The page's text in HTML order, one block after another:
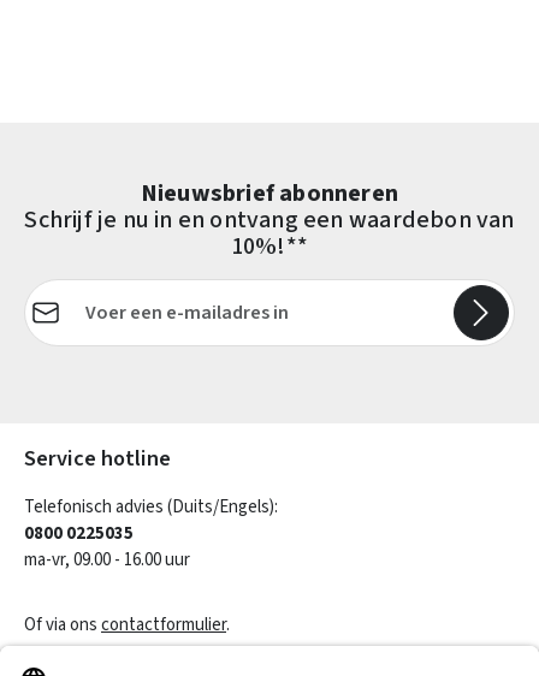
Nieuwsbrief abonneren
Schrijf je nu in en ontvang een waardebon van
10%!**
E-mailadres*
Service hotline
Telefonisch advies (Duits/Engels):
0800 0225035
ma-vr, 09.00 - 16.00 uur
Of via onscontactformulier.